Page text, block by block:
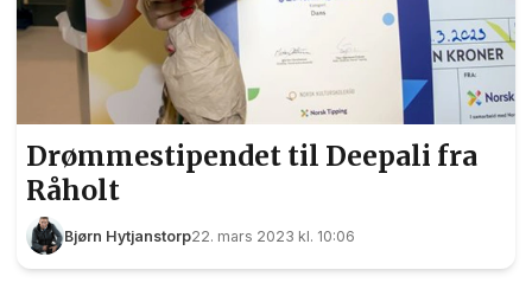
Drømmestipendet til Deepali fra
Råholt
Bjørn Hytjanstorp22. mars 2023 kl. 10:06